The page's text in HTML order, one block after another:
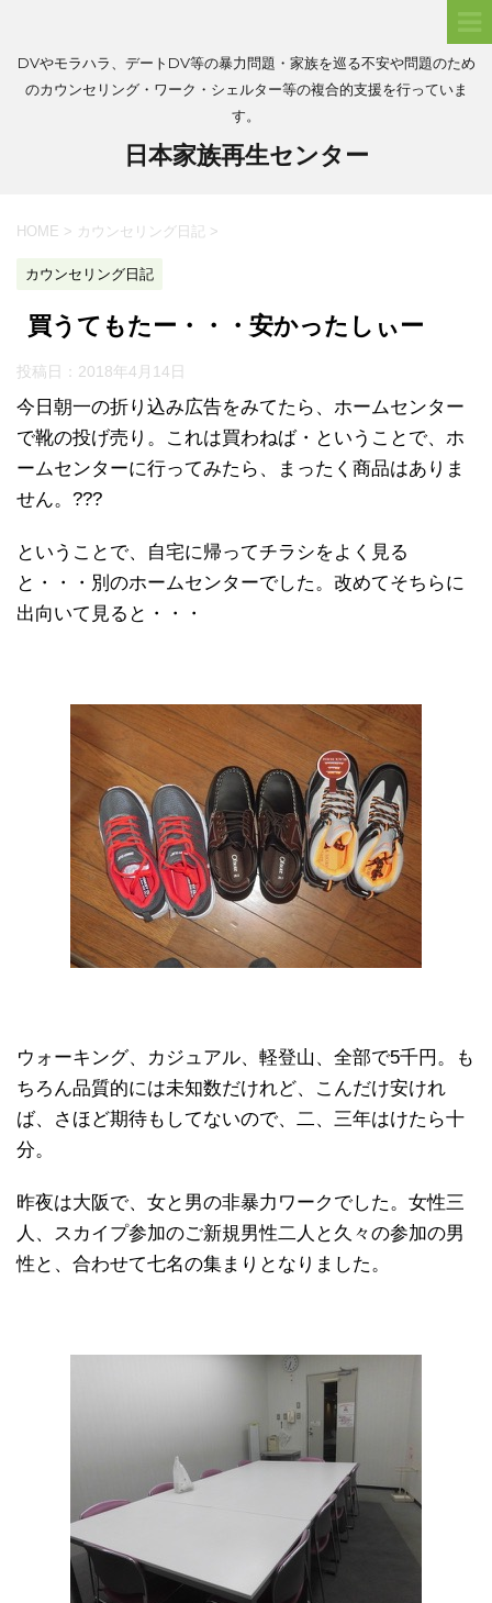
DVやモラハラ、デートDV等の暴力問題・家族を巡る不安や問題のため
のカウンセリング・ワーク・シェルター等の複合的支援を行っていま
す。
日本家族再生センター
HOME > カウンセリング日記 >
カウンセリング日記
買うてもたー・・・安かったしぃー
投稿日： 2018年4月14日
今日朝一の折り込み広告をみてたら、ホームセンター
で靴の投げ売り。これは買わねば・ということで、ホ
ームセンターに行ってみたら、まったく商品はありま
せん。???
ということで、自宅に帰ってチラシをよく見る
と・・・別のホームセンターでした。改めてそちらに
出向いて見ると・・・
ウォーキング、カジュアル、軽登山、全部で5千円。も
ちろん品質的には未知数だけれど、こんだけ安けれ
ば、さほど期待もしてないので、二、三年はけたら十
分。
昨夜は大阪で、女と男の非暴力ワークでした。女性三
人、スカイプ参加のご新規男性二人と久々の参加の男
性と、合わせて七名の集まりとなりました。